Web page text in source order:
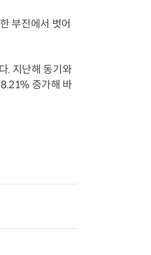
부진에서 벗어
. 지난해 동기와
증가해 바